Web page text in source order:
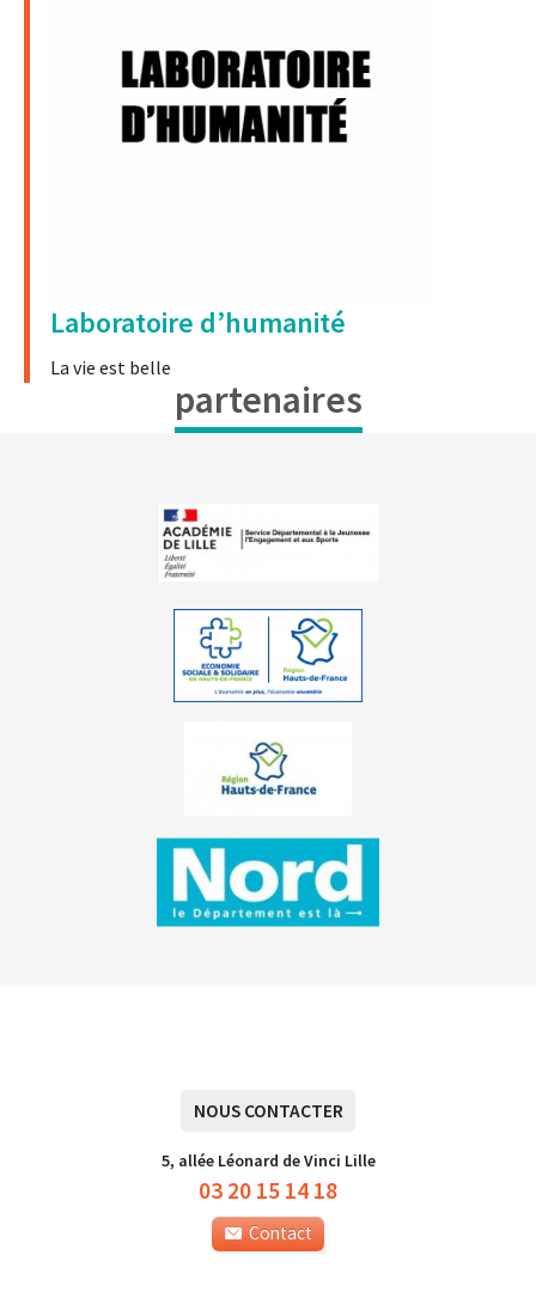
Laboratoire d’humanité
La vie est belle
partenaires
NOUS CONTACTER
5, allée Léonard de Vinci Lille
03 20 15 14 18
Contact